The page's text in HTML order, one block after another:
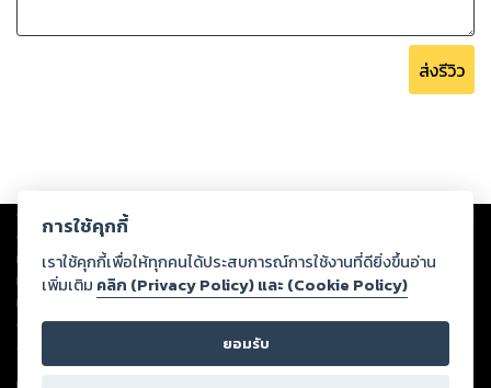
ส่งรีวิว
Copyright © 2026
ต่อผลงานหรือเนื้อหาใดที่อัปโหลดผ่านเว็บไซต์และปรากฏว่าละเมิดสิทธิใน
ทรัพย์สินทางปัญญาของบุคคลอื่นหรือขัดต่อกฎหมายและศีลธรรม ดังนั้น ผู้อ่าน
ทุกท่านโปรดใช้วิจารณญาณในการกลั่นกรองด้วยตนเอง และหากท่านพบว่าส่วน
หนึ่งส่วนใดขัดต่อกฎหมายและศีลธรรม กรุณาแจ้งมายังบริษัท เพื่อทีมงานจะได้
ดำเนินการในทันที ทั้งนี้ ทางสตอรี่ล็อกขอสงวนลิขสิทธิ์ตามพระราชบัญญัติ
ลิขสิทธิ์ พ.ศ. 2537 (ฉบับล่าสุด)
การใช้คุกกี้
เราใช้คุกกี้เพื่อให้ทุกคนได้ประสบการณ์การใช้งานที่ดียิ่งขึ้นอ่าน
เพิ่มเติม คลิก (Privacy Policy) และ (Cookie Policy)
ยอมรับ